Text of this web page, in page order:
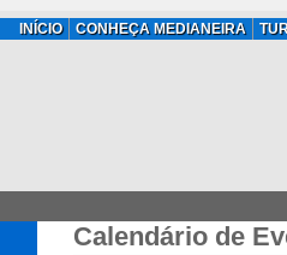
INÍCIO CONHEÇA MEDIANEIRA
Calendário de